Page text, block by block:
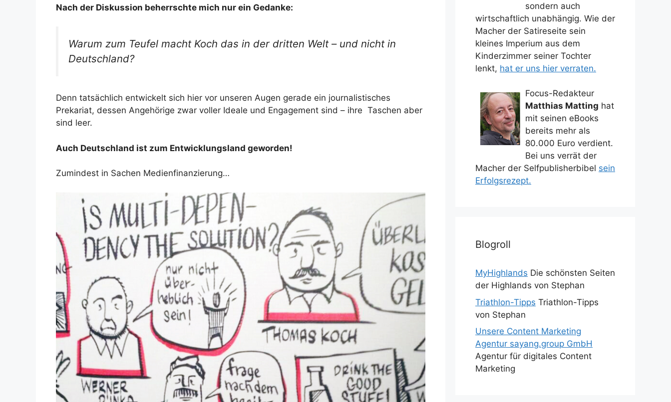
Nach der Diskussion beherrschte mich nur ein Gedanke:
Warum zum Teufel macht Koch das in der dritten Welt – und nicht in
Deutschland?
Denn tatsächlich entwickelt sich hier vor unseren Augen gerade ein journalistisches
Prekariat, dessen Angehörige zwar voller Ideale und Engagement sind – ihre Taschen aber
sind leer.
Auch Deutschland ist zum Entwicklungsland geworden!
Zumindest in Sachen Medienfinanzierung…
sondern auch
wirtschaftlich unabhängig. Wie der
Macher der Satireseite sein
kleines Imperium aus dem
Kinderzimmer seiner Tochter
lenkt, hat er uns hier verraten.
Focus-Redakteur
Matthias Matting hat
mit seinen eBooks
bereits mehr als
80.000 Euro verdient.
Bei uns verrät der
Macher der Selfpublisherbibel sein
Erfolgsrezept.
Blogroll
MyHighlands Die schönsten Seiten
der Highlands von Stephan
Triathlon-Tipps Triathlon-Tipps
von Stephan
Unsere Content Marketing
Agentur sayang.group GmbH
Agentur für digitales Content
Marketing